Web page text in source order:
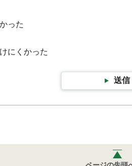
った
にくかった
送信